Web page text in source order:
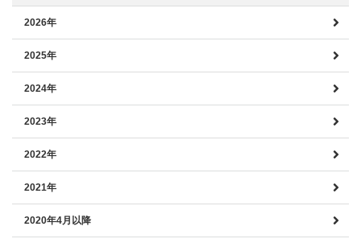
2026年
2025年
2024年
2023年
2022年
2021年
2020年4月以降